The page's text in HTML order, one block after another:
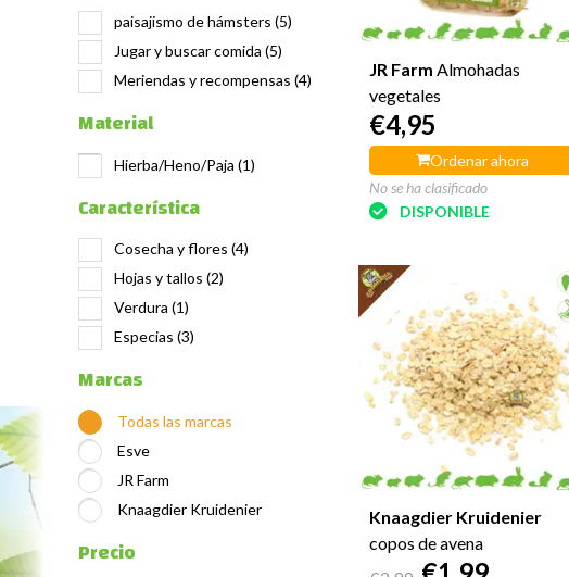
paisajismo de hámsters (5)
Jugar y buscar comida (5)
Meriendas y recompensas (4)
Material
Hierba/Heno/Paja (1)
Característica
Cosecha y flores (4)
Hojas y tallos (2)
Verdura (1)
Especias (3)
Marcas
Todas las marcas
Esve
JR Farm
Knaagdier Kruidenier
Precio
JR Farm Almohadas
vegetales
€4,95
Ordenar ahora
No se ha clasificado
DISPONIBLE
Knaagdier Kruidenier
copos de avena